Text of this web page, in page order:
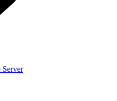
Server